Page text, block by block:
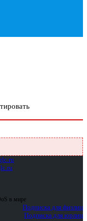
в мире
Подписка для физлиц
Подписка для юрлиц